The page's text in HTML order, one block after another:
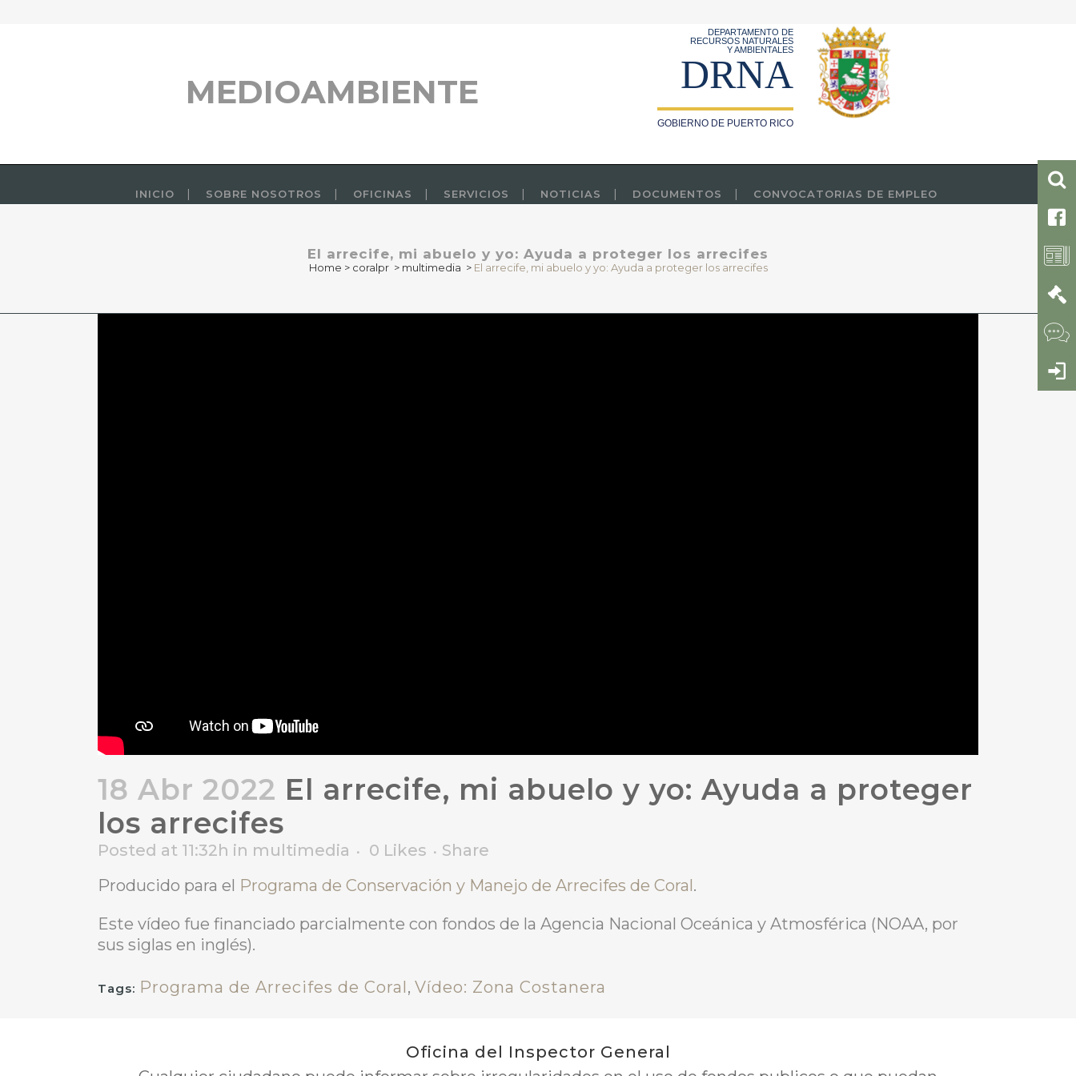
MEDIOAMBIENTE
DEPARTAMENTO DE
RECURSOS NATURALES
Y AMBIENTALES
DRNA
GOBIERNO DE PUERTO RICO
INICIO SOBRE NOSOTROS OFICINAS SERVICIOS NOTICIAS DOCUMENTOS CONVOCATORIAS DE EMPLEO
El arrecife, mi abuelo y yo: Ayuda a proteger los arrecifes
Home > coralpr > multimedia > El arrecife, mi abuelo y yo: Ayuda a proteger los arrecifes
18 Abr 2022 El arrecife, mi abuelo y yo: Ayuda a proteger
los arrecifes
Posted at 11:32h in multimedia 0 Likes
Share
Producido para el
Programa de Conservación y Manejo de Arrecifes de Coral .
Este vídeo fue financiado parcialmente con fondos de la Agencia Nacional Oceánica y Atmosférica (NOAA, por
sus siglas en inglés).
Tags: Programa de Arrecifes de Coral , Vídeo: Zona Costanera
Oficina del Inspector General